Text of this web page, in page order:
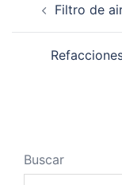
Filtro de
Buscar